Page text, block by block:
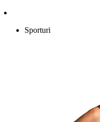
Sporturi